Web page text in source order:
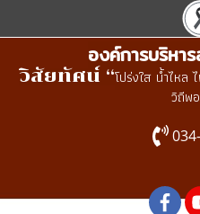
องค์การบริหา
วิสัยทัศน์ “โปร่งใส น้ำไห
วิถีพ